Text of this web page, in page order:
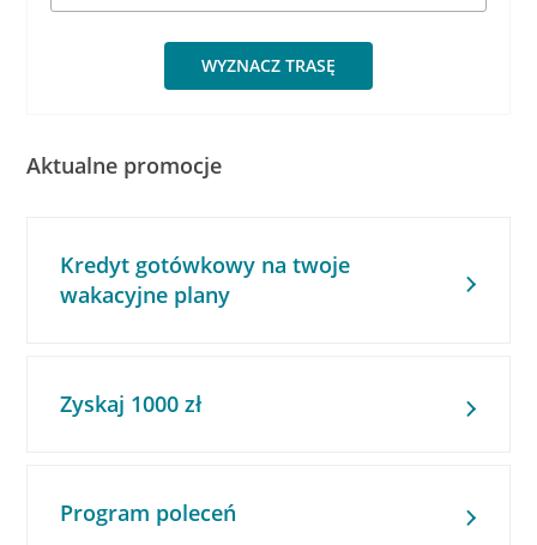
WYZNACZ TRASĘ
Aktualne promocje
Kredyt gotówkowy na twoje
wakacyjne plany
Zyskaj 1000 zł
Program poleceń